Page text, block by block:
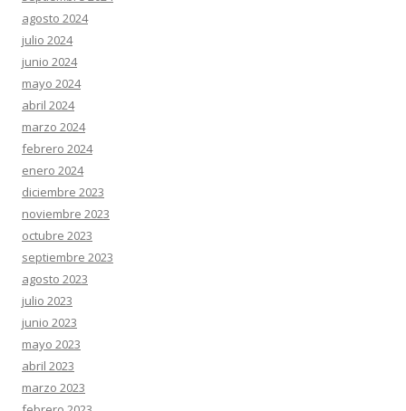
agosto 2024
julio 2024
junio 2024
mayo 2024
abril 2024
marzo 2024
febrero 2024
enero 2024
diciembre 2023
noviembre 2023
octubre 2023
septiembre 2023
agosto 2023
julio 2023
junio 2023
mayo 2023
abril 2023
marzo 2023